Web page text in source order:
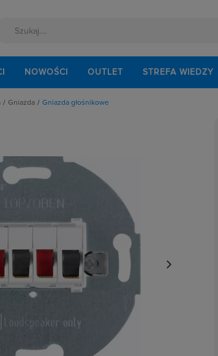
NOWOŚCI OUTLET STREFA WIEDZY
plakietki
zasilające
Gniazda
Gniazda instalacyjne
Gniazda multimedialne, HDMI,USB
Gniazda pozostałe,ekwipotencjalne,
Gniazda teleinformatyczne
Zestawy łączone
Gniazda głośnikowe